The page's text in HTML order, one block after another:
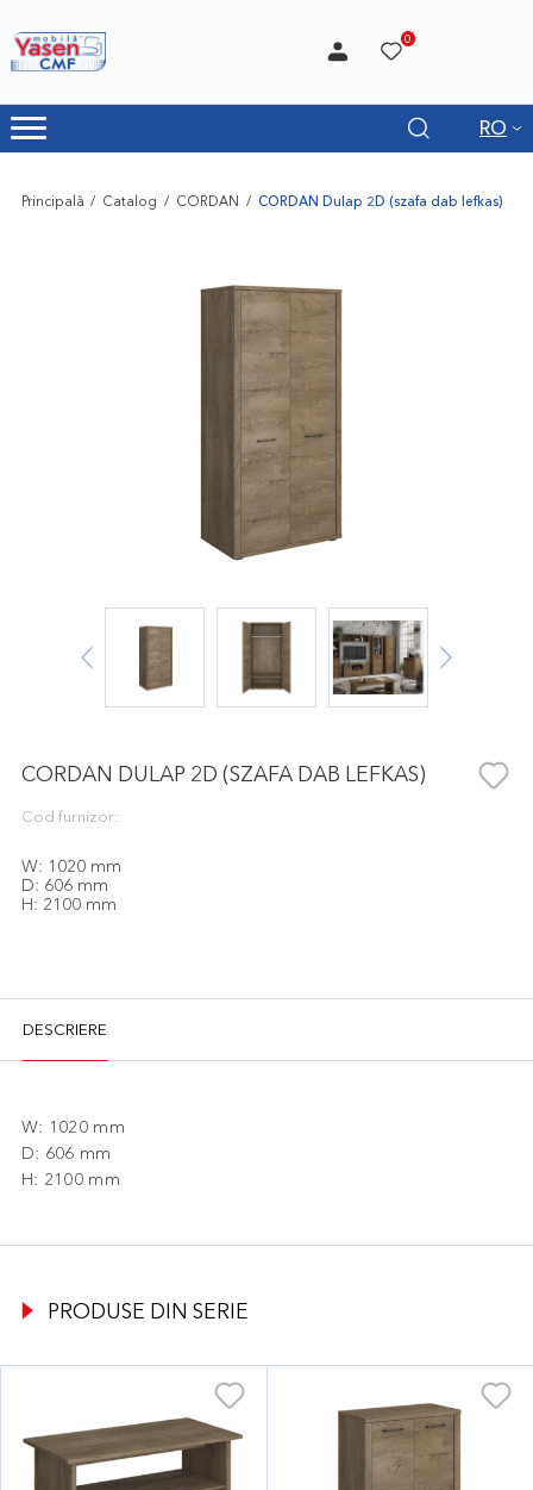
0
RO
Principală Catalog CORDAN CORDAN Dulap 2D (szafa dab lefkas)
CORDAN DULAP 2D (SZAFA DAB LEFKAS)
Cod furnizor:
W: 1020 mm
D: 606 mm
H: 2100 mm
DESCRIERE
W: 1020 mm
D: 606 mm
H: 2100 mm
PRODUSE DIN SERIE